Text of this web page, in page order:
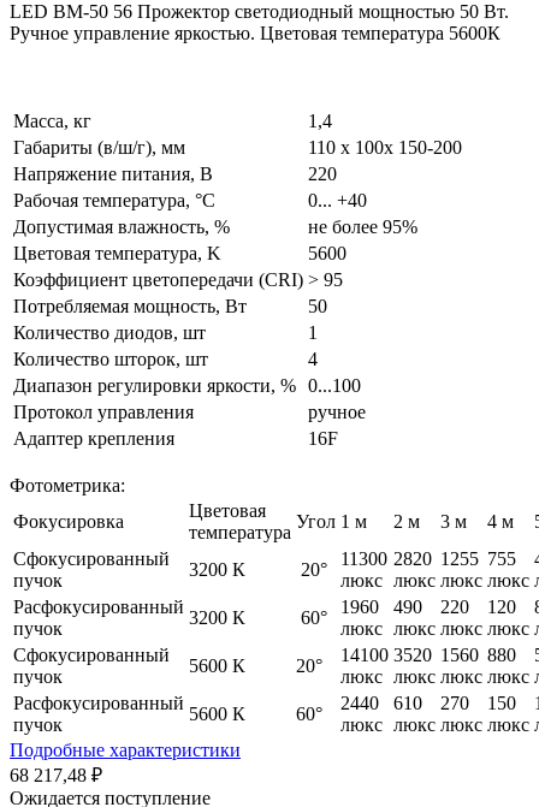
LED BM-50 56 Прожектор светодиодный мощностью 50 Вт.
Ручное управление яркостью. Цветовая температура 5600К
Масса, кг
1,4
Габариты (в/ш/г), мм
110 х 100х 150-200
Напряжение питания, В
220
Рабочая температура, °С
0... +40
Допустимая влажность, %
не более 95%
Цветовая температура, K
5600
Коэффициент цветопередачи (CRI) > 95
Потребляемая мощность, Вт
50
Количество диодов, шт
1
Количество шторок, шт
4
Диапазон регулировки яркости, % 0...100
Протокол управления
ручное
Адаптер крепления
16F
Фотометрика:
Фокусировка
Цветовая
температура
Угол 1 м 2 м 3 м 4 м
Сфокусированный
пучок
3200 К 20°
11300
люкс
2820
люкс
1255
люкс
755
люкс
Расфокусированный
пучок
3200 К 60°
1960
люкс
490
люкс
220
люкс
120
люкс
Сфокусированный
пучок
5600 К 20°
14100
люкс
3520
люкс
1560
люкс
880
люкс
Расфокусированный
пучок
5600 К 60°
2440
люкс
610
люкс
270
люкс
150
люкс
Подробные характеристики
68 217,48 ₽
Ожидается поступление